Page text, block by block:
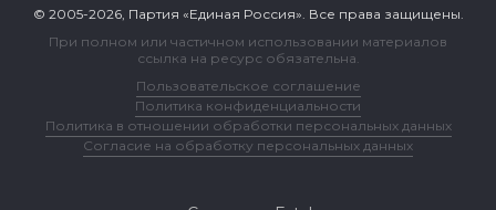
© 2005-2026, Партия «Единая Россия». Все права защищены.
При полном или частичном использовании материалов
ссылка на ресурс обязательна.
Пользовательское соглашение
Политика конфиденциальности
Политика в отношении обработки персональных данных
Согласие на обработку персональных данных